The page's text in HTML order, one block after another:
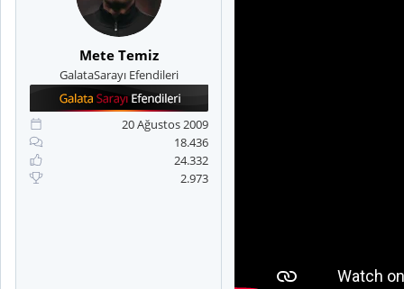
Mete Temiz
GalataSarayı Efendileri
20 Ağustos 2009
18.436
24.332
2.973